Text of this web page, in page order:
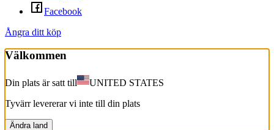
Facebook
Ångra ditt köp
Välkommen
Din plats är satt till
UNITED STATES
Tyvärr levererar vi inte till din plats
Ändra land